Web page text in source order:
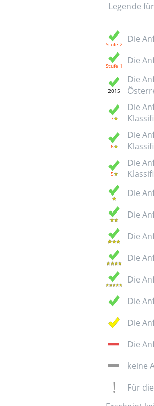
Legende
Die
Die
Die
Die
Die
Die
Die
Die
Die
Die
Die
Die
Die
Die
keine
Für